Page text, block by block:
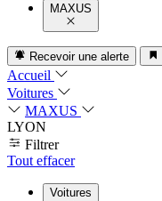
MAXUS
Recevoir une alerte
Accueil
Voitures
MAXUS
LYON
Filtrer
Tout effacer
Voitures